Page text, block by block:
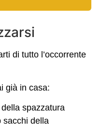
di tutto l’occorrente
già in casa:
spazzatura
sacchi della